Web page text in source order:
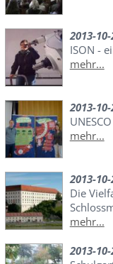
2013-
ISON -
mehr...
2013-
mehr...
2013-
Die
mehr...
2013-